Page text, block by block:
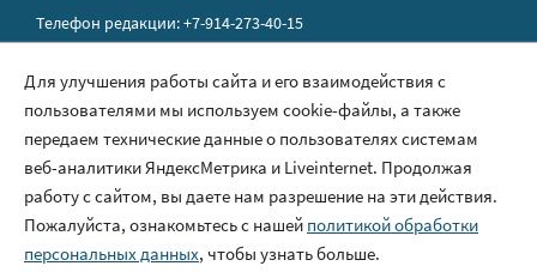
Телефон редакции: +7-914-273-40-15
Правила сайта
Политика обработки персональных данных
Размещение рекламы
Контакты
Для улучшения работы сайта и его взаимодействия с
пользователями мы используем cookie-файлы, а также
передаем технические данные о пользователях системам
веб-аналитики ЯндексМетрика и Liveinternet. Продолжая
работу с сайтом, вы даете нам разрешение на эти действия.
Пожалуйста, ознакомьтесь с нашей политикой обработки
персональных данных, чтобы узнать больше.